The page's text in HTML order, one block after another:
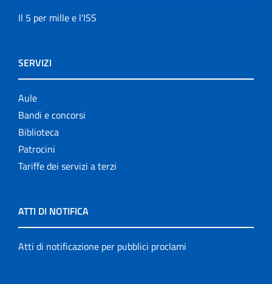
Il 5 per mille e l'ISS
SERVIZI
Aule
Bandi e concorsi
Biblioteca
Patrocini
Tariffe dei servizi a terzi
ATTI DI NOTIFICA
Atti di notificazione per pubblici proclami